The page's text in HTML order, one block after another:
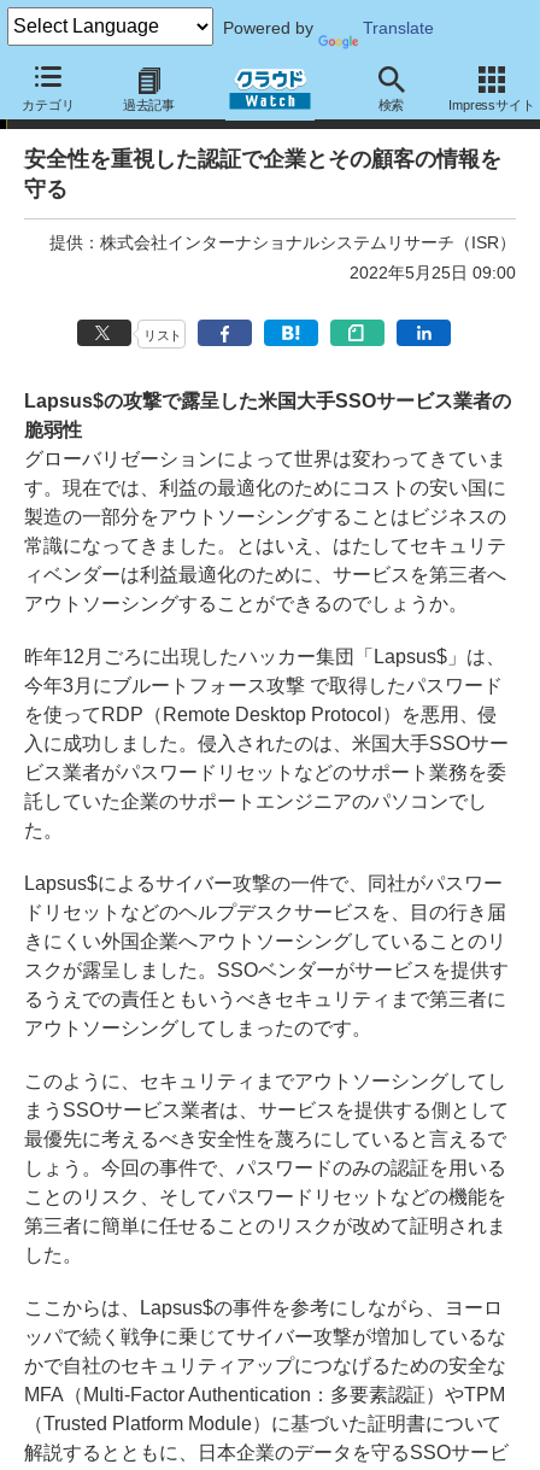
Powered by Translate
カテゴリ 過去記事 検索 Impressサイト
トピック
安全性を重視した認証で企業とその顧客の情報を
守る
提供：株式会社インターナショナルシステムリサーチ（ISR）
2022年5月25日 09:00
リスト
Lapsus$の攻撃で露呈した米国大手SSOサービス業者の
脆弱性
グローバリゼーションによって世界は変わってきていま
す。現在では、利益の最適化のためにコストの安い国に
製造の一部分をアウトソーシングすることはビジネスの
常識になってきました。とはいえ、はたしてセキュリテ
ィベンダーは利益最適化のために、サービスを第三者へ
アウトソーシングすることができるのでしょうか。
昨年12月ごろに出現したハッカー集団「Lapsus$」は、
今年3月にブルートフォース攻撃 で取得したパスワード
を使ってRDP（Remote Desktop Protocol）を悪用、侵
入に成功しました。侵入されたのは、米国大手SSOサー
ビス業者がパスワードリセットなどのサポート業務を委
託していた企業のサポートエンジニアのパソコンでし
た。
Lapsus$によるサイバー攻撃の一件で、同社がパスワー
ドリセットなどのヘルプデスクサービスを、目の行き届
きにくい外国企業へアウトソーシングしていることのリ
スクが露呈しました。SSOベンダーがサービスを提供す
るうえでの責任ともいうべきセキュリティまで第三者に
アウトソーシングしてしまったのです。
このように、セキュリティまでアウトソーシングしてし
まうSSOサービス業者は、サービスを提供する側として
最優先に考えるべき安全性を蔑ろにしていると言えるで
しょう。今回の事件で、パスワードのみの認証を用いる
ことのリスク、そしてパスワードリセットなどの機能を
第三者に簡単に任せることのリスクが改めて証明されま
した。
ここからは、Lapsus$の事件を参考にしながら、ヨーロ
ッパで続く戦争に乗じてサイバー攻撃が増加しているな
かで自社のセキュリティアップにつなげるための安全な
MFA（Multi-Factor Authentication：多要素認証）やTPM
（Trusted Platform Module）に基づいた証明書について
解説するとともに、日本企業のデータを守るSSOサービ